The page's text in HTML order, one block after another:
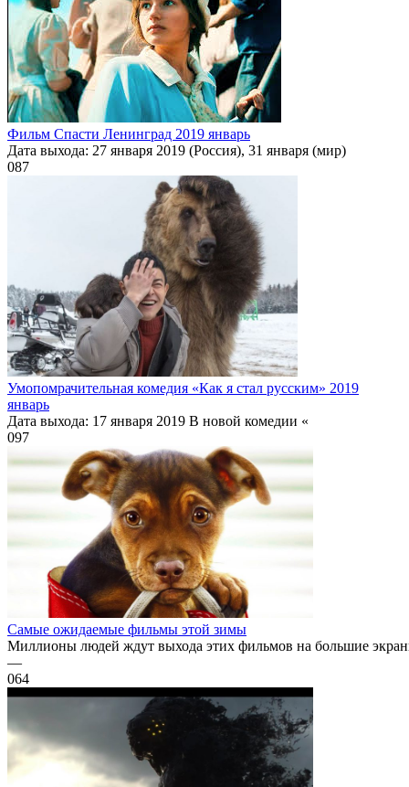
Фильм Спасти Ленинград 2019 январь
Дата выхода: 27 января 2019 (Россия), 31 января (мир)
087
Умопомрачительная комедия «Как я стал русским» 2019
январь
Дата выхода: 17 января 2019 В новой комедии «
097
Самые ожидаемые фильмы этой зимы
Миллионы людей ждут выхода этих фильмов на большие
—
064